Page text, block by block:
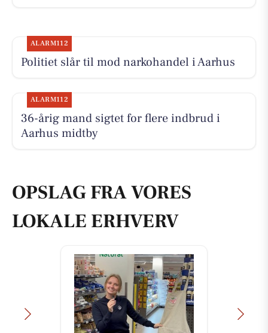
ALARM112
Politiet slår til mod narkohandel i Aarhus
ALARM112
36-årig mand sigtet for flere indbrud i
Aarhus midtby
OPSLAG FRA VORES
LOKALE ERHVERV